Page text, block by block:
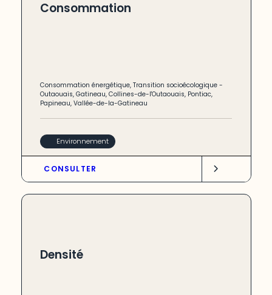
Consommation
Consommation énergétique,Transition socioécologique -
Outaouais,Gatineau,Collines-de-l'Outaouais, Pontiac,
Papineau,Vallée-de-la-Gatineau
Environnement
CONSULTER
Densité